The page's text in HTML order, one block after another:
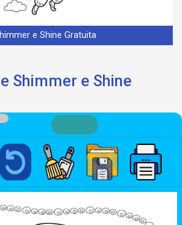
e Shine Gratuita
Shimmer e Shine